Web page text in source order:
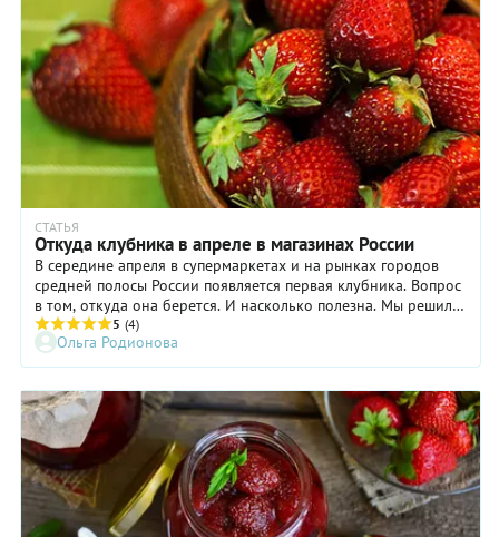
СТАТЬЯ
Откуда клубника в апреле в магазинах России
В середине апреля в супермаркетах и на рынках городов
средней полосы России появляется первая клубника. Вопрос
в том, откуда она берется. И насколько полезна. Мы решили
разузнать, что к чему.
5 (4)
Ольга Родионова